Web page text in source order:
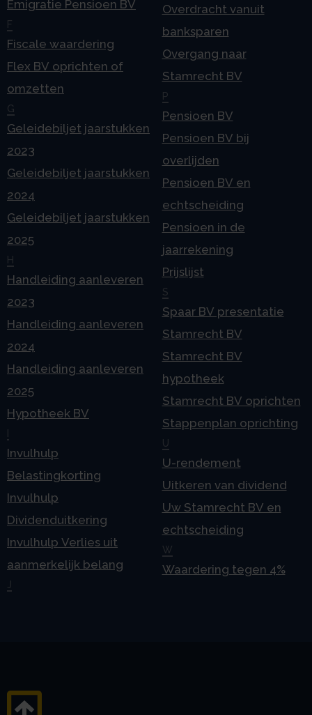
Emigratie Pensioen BV
F
Fiscale waardering
Flex BV oprichten of
omzetten
G
Geleidebiljet jaarstukken
2023
Geleidebiljet jaarstukken
2024
Geleidebiljet jaarstukken
2025
H
Handleiding aanleveren
2023
Handleiding aanleveren
2024
Handleiding aanleveren
2025
Hypotheek BV
Invulhulp
Belastingkorting
Invulhulp
Dividenduitkering
Invulhulp Verlies uit
aanmerkelijk belang
Overdracht vanuit
banksparen
Overgang naar
Stamrecht BV
P
Pensioen BV
Pensioen BV bij
overlijden
Pensioen BV en
echtscheiding
Pensioen in de
jaarrekening
Prijslijst
S
Spaar BV presentatie
Stamrecht BV
Stamrecht BV
hypotheek
Stamrecht BV oprichten
Stappenplan oprichting
U
U-rendement
Uitkeren van dividend
Uw Stamrecht BV en
echtscheiding
W
Waardering tegen 4%